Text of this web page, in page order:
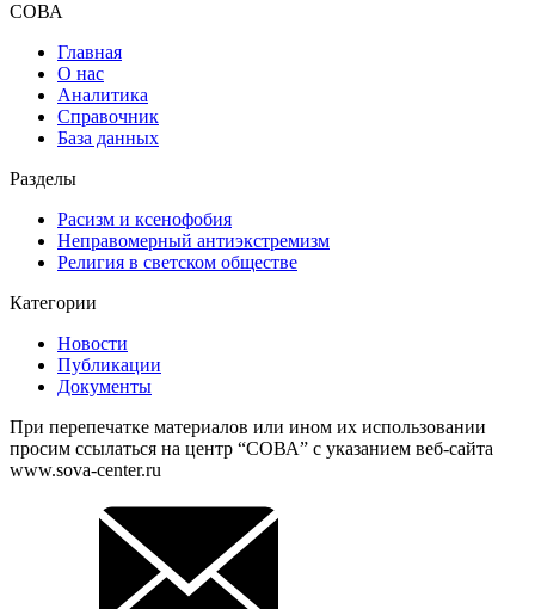
СОВА
Главная
О нас
Аналитика
Справочник
База данных
Разделы
Расизм и ксенофобия
Неправомерный антиэкстремизм
Религия в светском обществе
Категории
Новости
Публикации
Документы
При перепечатке материалов или ином их использовании
просим ссылаться на центр “СОВА” с указанием веб-сайта
www.sova-center.ru